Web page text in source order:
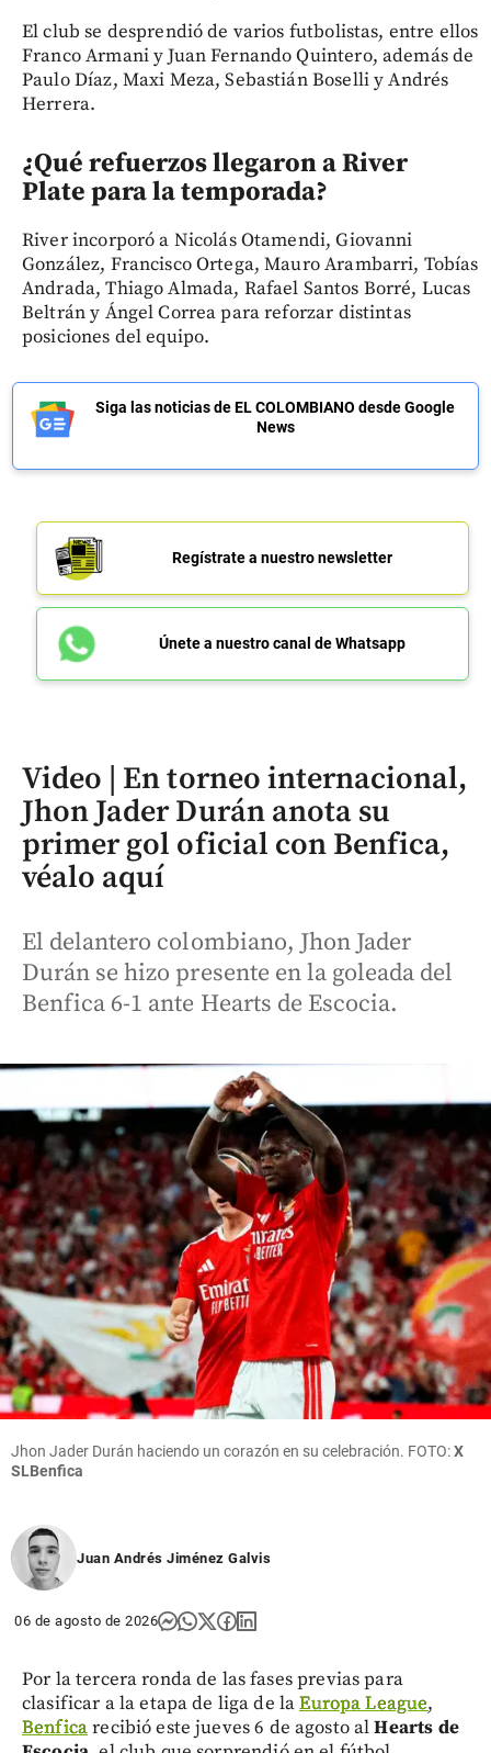
El club se desprendió de varios futbolistas, entre ellos
Franco Armani y Juan Fernando Quintero, además de
Paulo Díaz, Maxi Meza, Sebastián Boselli y Andrés
Herrera.
¿Qué refuerzos llegaron a River
Plate para la temporada?
River incorporó a Nicolás Otamendi, Giovanni
González, Francisco Ortega, Mauro Arambarri, Tobías
Andrada, Thiago Almada, Rafael Santos Borré, Lucas
Beltrán y Ángel Correa para reforzar distintas
posiciones del equipo.
Siga las noticias de EL COLOMBIANO desde Google
News
Regístrate a nuestro newsletter
Únete a nuestro canal de Whatsapp
Video | En torneo internacional,
Jhon Jader Durán anota su
primer gol oficial con Benfica,
véalo aquí
El delantero colombiano, Jhon Jader
Durán se hizo presente en la goleada del
Benfica 6-1 ante Hearts de Escocia.
Jhon Jader Durán haciendo un corazón en su celebración. FOTO:X
SLBenfica
Juan Andrés Jiménez Galvis
06 de agosto de 2026
Por la tercera ronda de las fases previas para
clasificar a la etapa de liga de laEuropa League,
Benficarecibió este jueves 6 de agosto alHearts de